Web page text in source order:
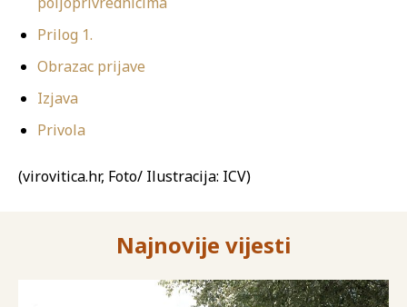
Prilog 1.
Obrazac prijave
Izjava
Privola
(virovitica.hr, Foto/ Ilustracija: ICV)
Najnovije vijesti